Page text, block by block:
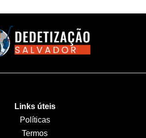
Links úteis
Políticas
Termos